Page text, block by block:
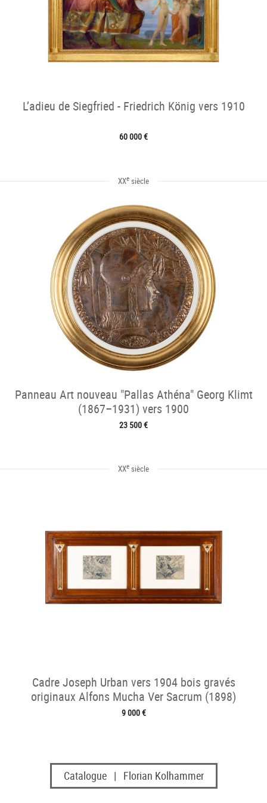
L’adieu de Siegfried - Friedrich König vers 1910
60 000 €
XXe siècle
Panneau Art nouveau "Pallas Athéna" Georg Klimt
(1867–1931) vers 1900
23 500 €
XXe siècle
Cadre Joseph Urban vers 1904 bois gravés
originaux Alfons Mucha Ver Sacrum (1898)
9 000 €
Catalogue | Florian Kolhammer